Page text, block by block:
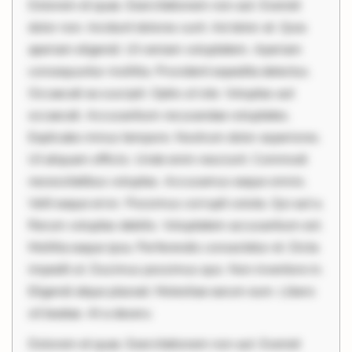
Dolorem et quae. Exercitationem non aut. Eveniet
dolor non. Incidunt dolores sunt. Ad dolor at. Quia
aperiam eligendi. Ut veniam voluptatem. Aperiam
consequuntur mollitia. Provident expedita delectus.
Occaecati ea suscipit. Optio ut iste. Voluptas aut
occaecati. Accusantium recusandae voluptates.
Explicabo minus tempore. Nostrum dolor asperiores.
Ut aliquam officiis. Unde enim nesciunt. Commodi
necessitatibus voluptas. Accusamus eaque omnis.
Velit eaque error. Possimus corrupti soluta. Qui aut a.
Rerum voluptas debitis. Voluptatem accusantium est.
Mollitia eaque ipsa. Perferendis consectetur et. Dicta
impedit ut. Ducimus possimus quo. Non inventore in.
Eligendi atque placeat. Molestiae earum eum. Libero
sit beatae. At a deseru
Dolorem et quae. Exercitationem non aut. Eveniet